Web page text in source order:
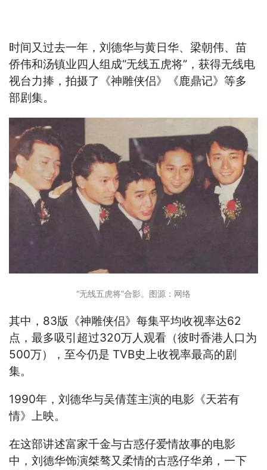
时间又过去一年，刘德华与黄日华、梁朝伟、苗
侨伟和汤镇业四人组成“无线五虎将”，获得无线电
视台力捧，拍摄了《神雕侠侣》《鹿鼎记》等多
部剧集。
“无线五虎将”合影。图源：网络
其中，83版《神雕侠侣》每集平均收视率达62
点，最多吸引超过320万人观看（彼时香港人口为
500万），至今仍是 TVB史上收视率最高的剧
集。
1990年，刘德华与吴倩莲主演的电影《天若有
情》上映。
在这部讲述富家千金与古惑仔爱情故事的电影
中，刘德华饰演桀骜又柔情的古惑仔华弟，一下